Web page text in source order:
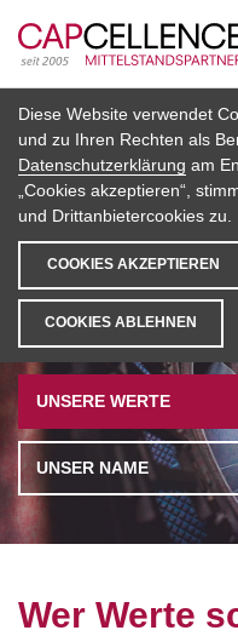
Eigener
Kapital und Können
machen uns stark.
Verantwortung sind
UNSERE WERTE
UNSER NAME
Wer Werte
Diese Website verwendet
und zu Ihren Rechten als
Datenschutzerklärung am
„Cookies akzeptieren“,
und Drittanbietercookies zu.
COOKIES AKZEPTIEREN
COOKIES ABLEHNEN